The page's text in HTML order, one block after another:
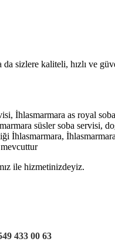
sizlere kaliteli, hızlı ve
İhlasmarmara as royal
süsler soba servisi,
İhlasmarmara,
ile hizmetinizdeyiz.
433 00 63